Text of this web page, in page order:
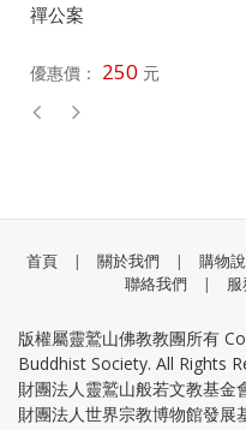
禪公案
優惠價： 250 元
首頁 | 關於我們 | 購物
聯絡我們
|
版權屬靈鷲山佛教教團所有
Buddhist Society. All Rights
財團法人靈鷲山般若文教基金
財團法人世界宗教博物館發